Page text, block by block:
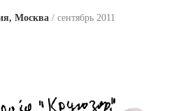
Москва сентябрь 2011